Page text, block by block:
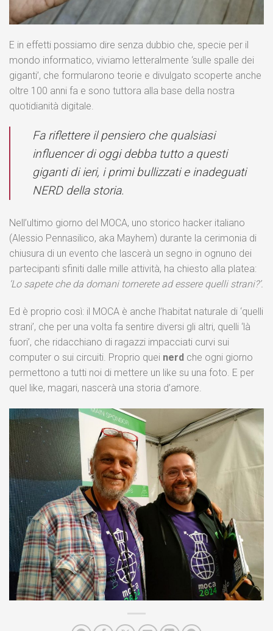
E in effetti possiamo dire senza dubbio che, specie per il
mondo informatico, viviamo letteralmente ‘sulle spalle dei
giganti’, che formularono teorie e divulgato scoperte anche
oltre 100 anni fa e sono tuttora alla base della nostra
quotidianità digitale.
Fa riflettere il pensiero che qualsiasi
influencer di oggi debba tutto a questi
giganti di ieri, i primi bullizzati e inadeguati
NERD della storia.
Nell’ultimo giorno del MOCA, uno storico hacker italiano
(Alessio Pennasilico, aka Mayhem) durante la cerimonia di
chiusura di un evento che lascerà un segno in ognuno dei
partecipanti sfiniti dalle mille attività, ha chiesto alla platea:
‘Lo sapete che da domani tornerete ad essere quelli strani?’.
Ed è proprio così: il MOCA è anche l’habitat naturale di ‘quelli
strani’, che per una volta fa sentire diversi gli altri, quelli ‘là
fuori’, che ridacchiano di ragazzi impacciati curvi sui
computer o sui circuiti. Proprio quei nerd che ogni giorno
permettono a tutti noi di mettere un like su una foto. E per
quel like, magari, nascerà una storia d’amore.